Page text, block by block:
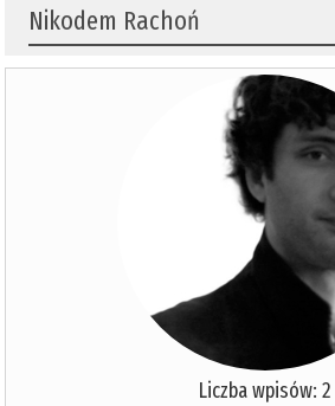
Nikodem Rachoń
Liczba wpisów: 2